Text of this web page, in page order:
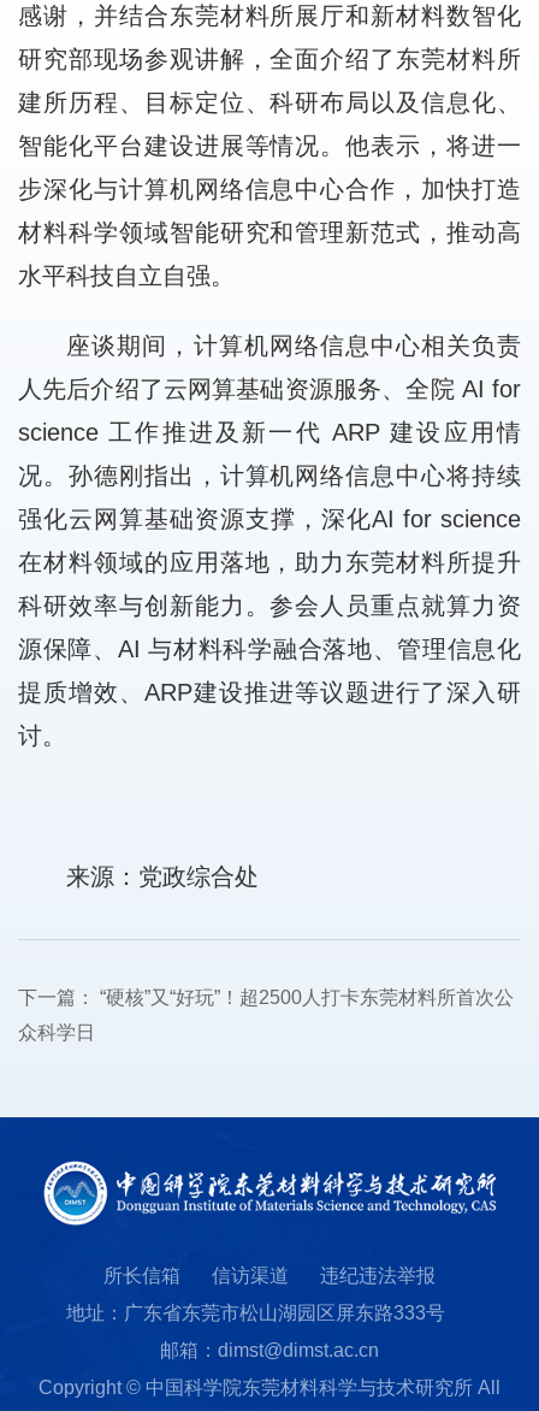
感谢，并结合东莞材料所展厅和新材料数智化
研究部现场参观讲解，全面介绍了东莞材料所
建所历程、目标定位、科研布局以及信息化、
智能化平台建设进展等情况。他表示，将进一
步深化与计算机网络信息中心合作，加快打造
材料科学领域智能研究和管理新范式，推动高
水平科技自立自强。
座谈期间，计算机网络信息中心相关负责
人先后介绍了云网算基础资源服务、全院 AI for
science 工作推进及新一代 ARP 建设应用情
况。孙德刚指出，计算机网络信息中心将持续
强化云网算基础资源支撑，深化AI for science
在材料领域的应用落地，助力东莞材料所提升
科研效率与创新能力。参会人员重点就算力资
源保障、AI 与材料科学融合落地、管理信息化
提质增效、ARP建设推进等议题进行了深入研
讨。
来源：党政综合处
下一篇：
“硬核”又“好玩”！超2500人打卡东莞材料所首次公
众科学日
所长信箱 信访渠道
违纪违法举报
地址：广东省东莞市松山湖园区屏东路333号
邮箱：dimst@dimst.ac.cn
Copyright © 中国科学院东莞材料科学与技术研究所 All